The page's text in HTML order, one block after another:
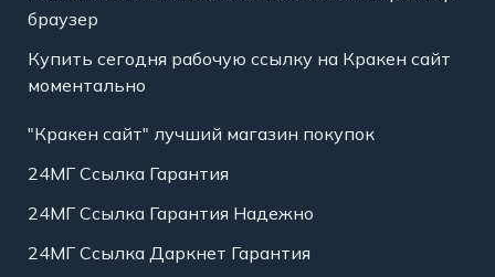
браузер
Купить сегодня рабочую ссылку на Кракен сайт
моментально
"Кракен сайт" лучший магазин покупок
24МГ Ссылка Гарантия
24МГ Ссылка Гарантия Надежно
24МГ Ссылка Даркнет Гарантия